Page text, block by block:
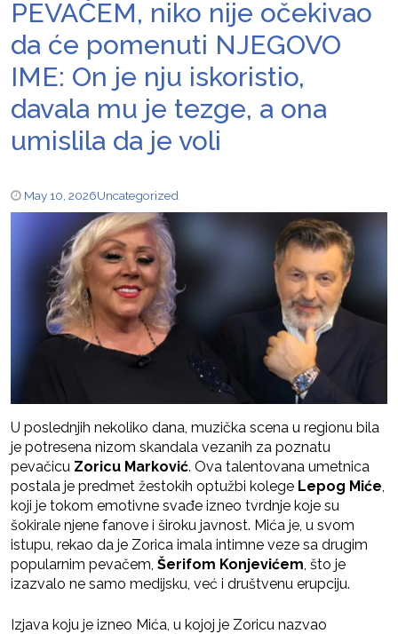
PEVAČEM, niko nije očekivao
da će pomenuti NJEGOVO
IME: On je nju iskoristio,
davala mu je tezge, a ona
umislila da je voli
May 10, 2026Uncategorized
U poslednjih nekoliko dana, muzička scena u regionu bila
je potresena nizom skandala vezanih za poznatu
pevačicu Zoricu Marković. Ova talentovana umetnica
postala je predmet žestokih optužbi kolege Lepog Miće,
koji je tokom emotivne svađe izneo tvrdnje koje su
šokirale njene fanove i široku javnost. Mića je, u svom
istupu, rekao da je Zorica imala intimne veze sa drugim
popularnim pevačem, Šerifom Konjevićem, što je
izazvalo ne samo medijsku, već i društvenu erupciju.
Izjava koju je izneo Mića, u kojoj je Zoricu nazvao